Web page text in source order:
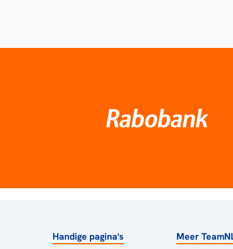
Handige pagina's Meer